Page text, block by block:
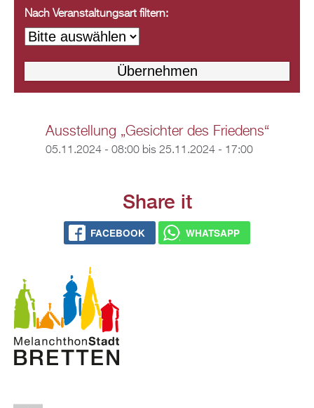
Nach Veranstaltungsart filtern:
Ausstellung „Gesichter des Friedens“
05.11.2024 - 08:00bis 25.11.2024 - 17:00
Share it
FACEBOOK WHATSAPP